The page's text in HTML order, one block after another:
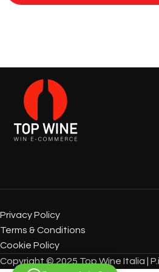
Privacy Policy
Terms & Conditions
Cookie Policy
Copyright © 2025 Top Wine Italia |